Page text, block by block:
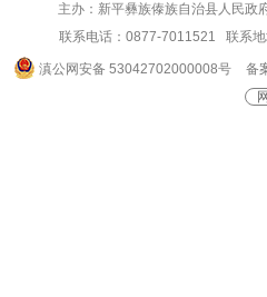
主办：新平彝族傣族自治县人民
联系电话：0877-7011521 联系
滇公网安备 53042702000008号
备